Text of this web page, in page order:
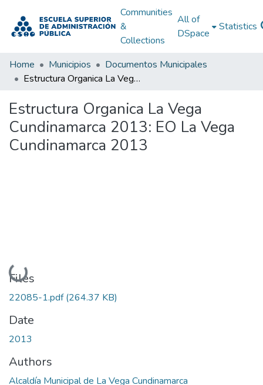
Communities
&
Collections
All of
DSpace
Statistics
Home Municipios
Documentos Municipales
Estructura Organica La Vega Cundinamarca 2013: EO La Vega Cundinamarca 2013
Estructura Organica La Vega
Cundinamarca 2013: EO La Vega
Cundinamarca 2013
Loading...
Files
22085-1.pdf(264.37 KB)
Date
2013
Authors
Alcaldía Municipal de La Vega Cundinamarca